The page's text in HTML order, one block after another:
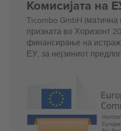
Комисијата на
Ticombo GmbH (матична
призната во Хоризонт
финансирање на
ЕУ, за нејзиниот